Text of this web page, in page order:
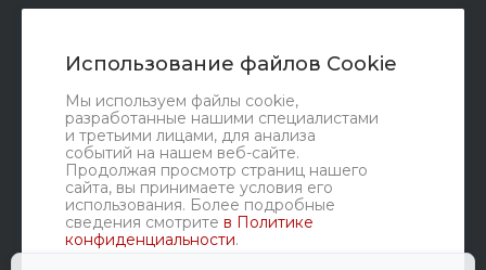
Использование файлов Cookie
Мы используем файлы cookie,
разработанные нашими специалистами
и третьими лицами, для анализа
событий на нашем веб-сайте.
Продолжая просмотр страниц нашего
сайта, вы принимаете условия его
использования. Более подробные
сведения смотрите в Политике
конфиденциальности.
Мы в соц. сетях